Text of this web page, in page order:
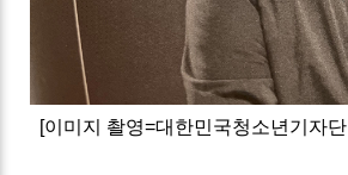
[이미지 촬영=대한민국청소년기자단